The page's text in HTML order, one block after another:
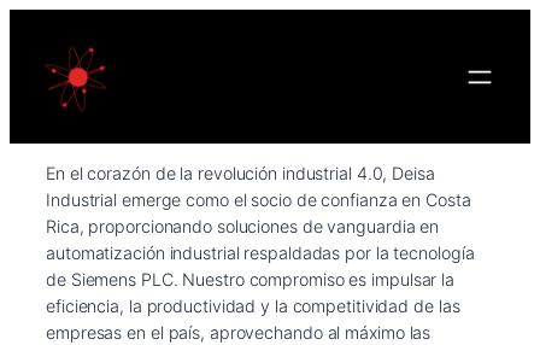
contenido
En el corazón de la revolución industrial 4.0, Deisa
Industrial emerge como el socio de confianza en Costa
Rica, proporcionando soluciones de vanguardia en
automatización industrial respaldadas por la tecnología
de Siemens PLC. Nuestro compromiso es impulsar la
eficiencia, la productividad y la competitividad de las
empresas en el país, aprovechando al máximo las